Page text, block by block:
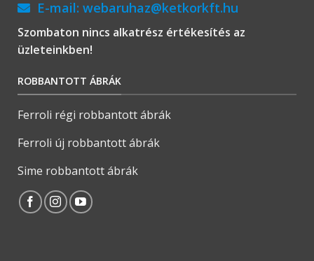
E-mail: webaruhaz@ketkorkft.hu
Szombaton nincs alkatrész értékesítés az
üzleteinkben!
ROBBANTOTT ÁBRÁK
Ferroli régi robbantott ábrák
Ferroli új robbantott ábrák
Sime robbantott ábrák